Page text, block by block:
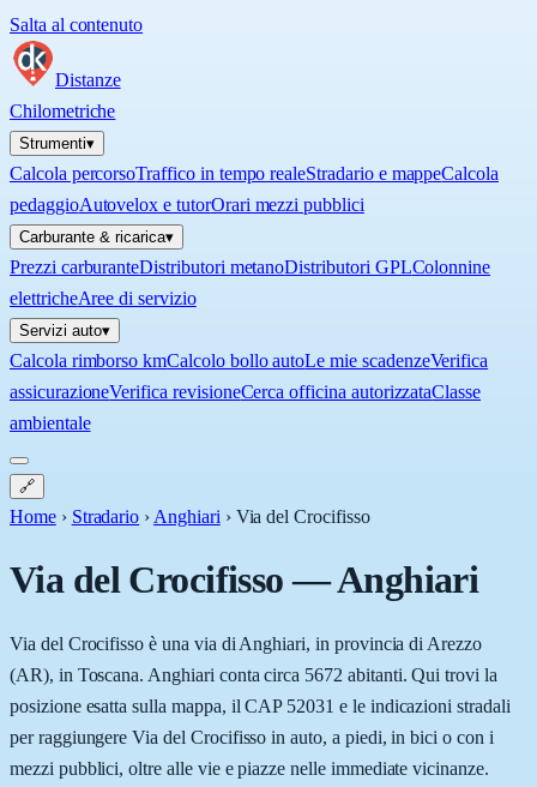
Salta al contenuto
Distanze
Chilometriche
Strumenti▾
Calcola percorsoTraffico in tempo realeStradario e mappeCalcola
pedaggioAutovelox e tutorOrari mezzi pubblici
Carburante & ricarica▾
Prezzi carburanteDistributori metanoDistributori GPLColonnine
elettricheAree di servizio
Servizi auto▾
Calcola rimborso kmCalcolo bollo autoLe mie scadenzeVerifica
assicurazioneVerifica revisioneCerca officina autorizzataClasse
ambientale
🔗
Home › Stradario › Anghiari › Via del Crocifisso
Via del Crocifisso—Anghiari
Via del Crocifisso è una via di Anghiari, in provincia di Arezzo
(AR), in Toscana. Anghiari conta circa 5672 abitanti. Qui trovi la
posizione esatta sulla mappa, il CAP 52031 e le indicazioni stradali
per raggiungere Via del Crocifisso in auto, a piedi, in bici o con i
mezzi pubblici, oltre alle vie e piazze nelle immediate vicinanze.